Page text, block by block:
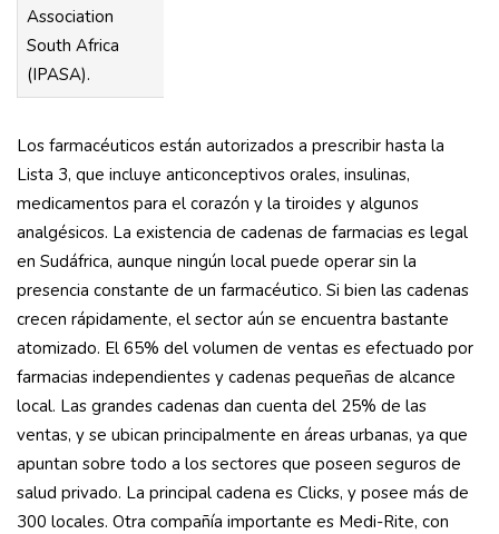
Association
South Africa
(IPASA).
Los farmacéuticos están autorizados a prescribir hasta la
Lista 3, que incluye anticonceptivos orales, insulinas,
medicamentos para el corazón y la tiroides y algunos
analgésicos. La existencia de cadenas de farmacias es legal
en Sudáfrica, aunque ningún local puede operar sin la
presencia constante de un farmacéutico. Si bien las cadenas
crecen rápidamente, el sector aún se encuentra bastante
atomizado. El 65% del volumen de ventas es efectuado por
farmacias independientes y cadenas pequeñas de alcance
local. Las grandes cadenas dan cuenta del 25% de las
ventas, y se ubican principalmente en áreas urbanas, ya que
apuntan sobre todo a los sectores que poseen seguros de
salud privado. La principal cadena es Clicks, y posee más de
300 locales. Otra compañía importante es Medi-Rite, con